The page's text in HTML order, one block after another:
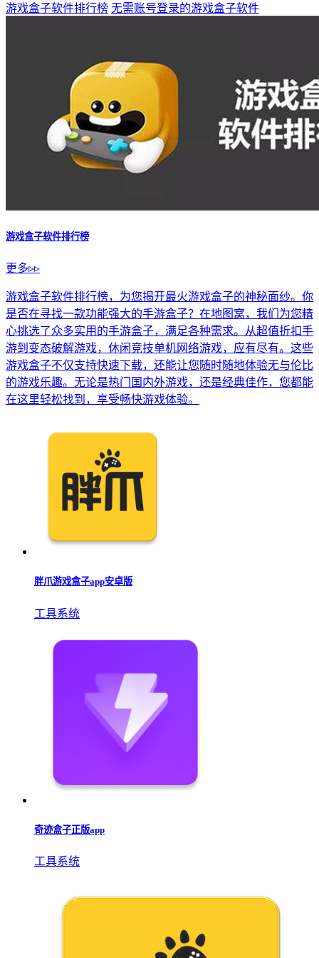
游戏盒子软件排行榜 无需账号登录的游戏盒子软件
游戏盒子软件排行榜
更多▹▹
游戏盒子软件排行榜，为您揭开最火游戏盒子的神秘面纱。你
是否在寻找一款功能强大的手游盒子？在地图窝，我们为您精
心挑选了众多实用的手游盒子，满足各种需求。从超值折扣手
游到变态破解游戏，休闲竞技单机网络游戏，应有尽有。这些
游戏盒子不仅支持快速下载，还能让您随时随地体验无与伦比
的游戏乐趣。无论是热门国内外游戏，还是经典佳作，您都能
在这里轻松找到，享受畅快游戏体验。
胖爪游戏盒子app安卓版
工具系统
奇迹盒子正版app
工具系统